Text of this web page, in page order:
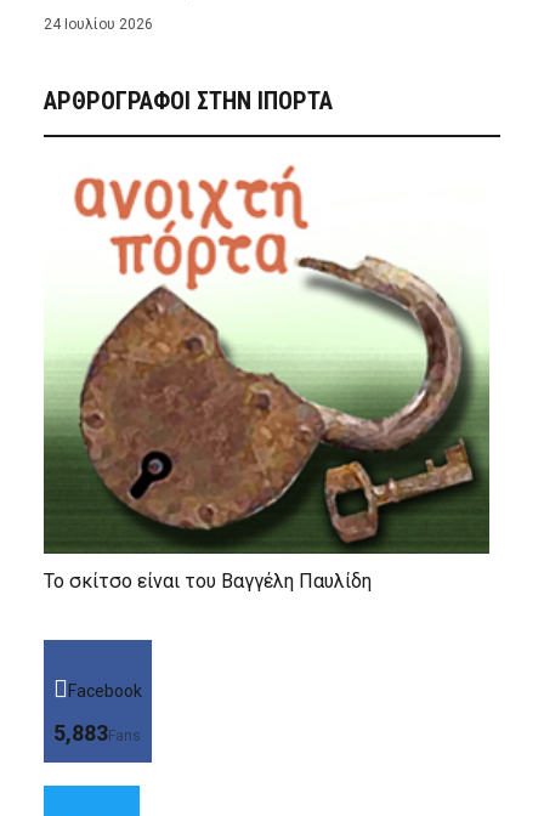
24 Ιουλίου 2026
ΑΡΘΡΟΓΡΑΦΟΙ ΣΤΗΝ IΠΟΡΤΑ
Το σκίτσο είναι του Βαγγέλη Παυλίδη
Facebook
5,883Fans